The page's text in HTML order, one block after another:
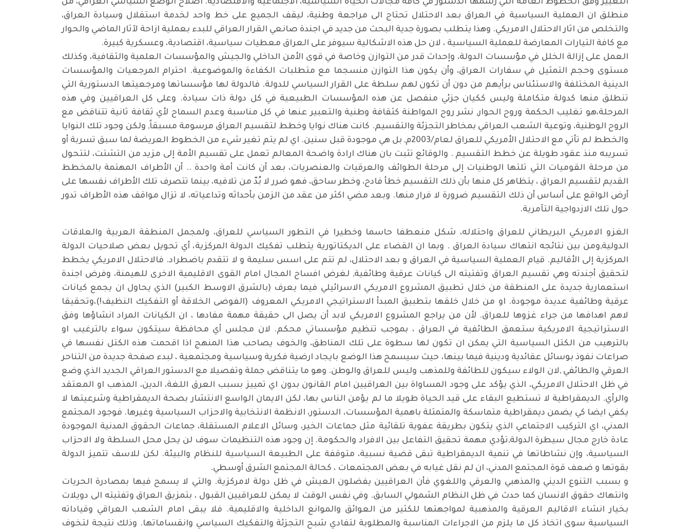
التغيير وفق الخطوط العامة التي رسمها الدستور في كافة مجالات الحياة السياسية، الاجتماعية والاقتصادية. اصلاح الوضع السياسي العراقي، من
منطلق ان العملية السياسية في العراق بعد الاحتلال تحتاج الى مراجعة وطنية، ليقف الجميع على خط واحد لخدمة استقلال وسيادة العراق،
والتخلص من اثار الاحتلال الامريكي. وهذا يتطلب بصورة جدية البحث من جديد في اجندة صانعي القرار العراقي للبدء بعملية ازاحة لآثار الماضي والحوار
مع كافة التيارات المعارضة للعملية السياسية ، لان حل هذه الاشكالية سيوفر على العراق معطيات سياسية، اقتصادية، وعسكرية كبيرة.
العمل على إزالة الخلل في مؤسسات الدولة، وإحداث قدر من التوازن وخاصة في قوى الأمن الداخلي والجيش والمؤسسات العلمية والثقافية، وكذلك
مستوى وحجم التمثيل في سفارات العراق، وأن يكون هذا التوازن منسجما مع متطلبات الكفاءة والموضوعية. احترام المرجعيات والمؤسسات
الدينية المختلفة والاستئناس برأيهم من دون أن تكون لهم سلطة على القرار السياسي للدولة. فالدولة لها مؤسساتها ومرجعيتها الدستورية التي
تنطلق منها كدولة متكاملة وليس ككيان جزئي منفصل عن هذه المؤسسات الطبيعية في كل دولة ذات سيادة. وعلى كل العراقيين وفي هذه
المرحلة،هو تغليب الحكمة وروح الحوار, نشر روح المواطنة كثقافة وطنية والتعبير عنها في كل مناسبة وعدم السماح لأي ثقافة ثانية تتناقض مع
الروح الوطنية، وتوعية الشعب العراقي بمخاطر التجزئة والتقسيم. كانت هناك نوايا وخطط لتقسيم العراق مرسومة مسبقاً, ولكن وجود تلك النوايا
والخطط لم تأتي مع الاحتلال الأمريكي للعراق لعام/2003م, بل هي موجودة قبل سنين. اي لم يتم تغير شيء من الخطوط العريضة لما سبق تسربة أو
تسريبه منذ عقود طويلة عن خطط التقسيم . والوقائع تثبت بان هناك ارادة واضحة المعالم تعمل على تقسيم الأمة إلى مزيد من التشتت، لتتحول
من مرحلة القوميات التي تلتها الوطنيات إلى مرحلة الطوائف والعرقيات والعنصريات، بعد أن كانت أمة واحدة .. أن الأطراف المهتمة بالمخطط
القديم لتقسيم العراق ، يتظاهر كل منها بأن ذلك التقسيم خطأ فادح، وخطر ساحق، فهو ضرر لا بُدّ من تلافيه، بينما تتصرف تلك الأطراف نفسها على
أرض الواقع على أساس أن ذلك التقسيم ضرورة لا فرار منها. وبعد مضي اكثر من عقد من الزمن بأحداثه وتداعياته، لا تزال مواقف هذه الأطراف تدور
حول تلك الازدواجية التآمرية.
الغزو الامريكي البريطاني للعراق واحتلاله، شكل منعطفا حاسما وخطيرا في التطور السياسي للعراق، ولمجمل المنطقة العربية والعلاقات
الدولية,ومن بين نتائجه انتهاك سيادة العراق . وبما ان القضاء على الديكتاتورية يتطلب تفكيك الدولة المركزية، أي تحويل بعض صلاحيات الدولة
المركزية إلى الأقاليم. قيام العملية السياسية في العراق و بعد الاحتلال، لم تتم على اسس سليمة و لا تتقدم باضطراد. فالاحتلال الامريكي يخطط
لتحقيق أجندته وهي تقسيم العراق وتفتيته الى كيانات عرقية وطائفية, لغرض افساح المجال امام القوى الاقليمية الاخرى للهيمنة، وفرض اجندة
استعمارية جديدة على المنطقة من خلال تطبيق المشروع الامريكي الاسرائيلي فيما يعرف (بالشرق الاوسط الكبير) الذي يحاول ان يجمع كيانات
عرقية وطائفية عديدة موجودة. او من خلال خلقها بتطبيق المبدأ الاستراتيجي الامريكي المعروف (الفوضى الخلاقة أو التفكيك النظيف!)،وتحقيقا
لاهم اهدافها من جراء غزوها للعراق. لأن من يراجع المشروع الامريكي لابد أن يصل الى حقيقة مهمة مفادها ، ان الكيانات المراد انشاؤها وفق
الاستراتيجية الامريكية ستعمق الطائفية في العراق ، بموجب تنظيم مؤسساتي محكم. لان مجلس أي محافظة سيتكون سواء بالترغيب او
بالترهيب من الكتل السياسية التي يمكن ان تكون لها سطوة على تلك المناطق، والخوف يصاحب هذا المنهج اذا اقحمت هذه الكتل نفسها في
صراعات نفوذ بوسائل عقائدية ودينية فيما بينها، حيث سيسمح هذا الوضع بايجاد ارضية فكرية وسياسية ومجتمعية ، لبدء صفحة جديدة من التناحر
العرقي والطائفي ,لان الولاء سيكون للطائفة وللمذهب وليس للعراق والوطن. وهو ما يتناقض جملة وتفصيلا مع الدستور العراقي الجديد الذي وضع
في ظل الاحتلال الامريكي، الذي يؤكد على وجود المساواة بين العراقيين امام القانون بدون اي تمييز بسبب العرق اللغة، الدين، المذهب او المعتقد
والرأي. الديمقراطية لا تستطيع البقاء على قيد الحياة طويلا ما لم يؤمن الناس بها، لكن الايمان الواسع الانتشار بصحة الديمقراطية وشرعيتها لا
يكفي ايضا كي يضمن ديمقراطية متماسكة والمتمثلة باهمية المؤسسات، الدستور، الانظمة الانتخابية والاحزاب السياسية وغيرها. فوجود المجتمع
المدني، اي التركيب الاجتماعي الذي يتكون بطريقة عفوية تلقائية مثل جماعات الخير، وسائل الاعلام المستقلة، جماعات الحقوق المدنية الموجودة
عادة خارج مجال سيطرة الدولة,تؤدي مهمة تحقيق التفاعل بين الافراد والحكومة. إن وجود هذه التنظيمات سوف لن يحل محل السلطة ولا الاحزاب
السياسية، وإن نشاطاتها في تنمية الديمقراطية تبقى قضية نسبية، متوقفة على الطبيعة السياسية للنظام والبيئة. لكن للاسف تتميز الدولة
بقوتها و ضعف قوة المجتمع المدني، ان لم نقل غيابه في بعض المجتمعات ، كحالة المجتمع الشرق أوسطي.
و بسبب التنوع الديني والمذهبي والعرقي واللغوي فأن العراقيين يفضلون العيش في ظل دولة لامركزية. والتي لا يسمح فيها بمصادرة الحريات
وانتهاك حقوق الانسان كما حدث في ظل النظام الشمولي السابق. وفي نفس الوقت لا يمكن للعراقيين القبول ، بتمزيق العراق وتفتيته الى دويلات
بخيار انشاء الاقاليم العرقية والمذهبية لمواجهتها للكثير من العوائق والموانع الداخلية والاقليمية. فلا يبقى امام الشعب العراقي وقياداته
السياسية سوى اتخاذ كل ما يلزم من الاجراءات المناسبة والمطلوبة لتفادي شبح التجزئة والتفكيك السياسي وانقساماتها. وذلك نتيجة لتخوف